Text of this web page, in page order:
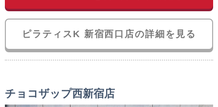
ピラティスK 新宿西口店の詳細を見る
チョコザップ西新宿店